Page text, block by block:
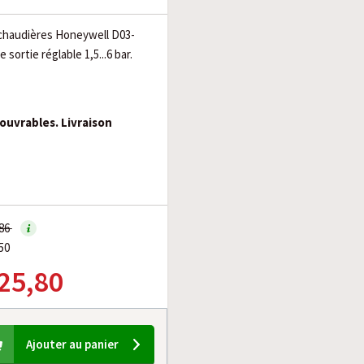
Honeywell D03-
sortie réglable 1,5...6 bar.
Livraison
Ajouter au panier